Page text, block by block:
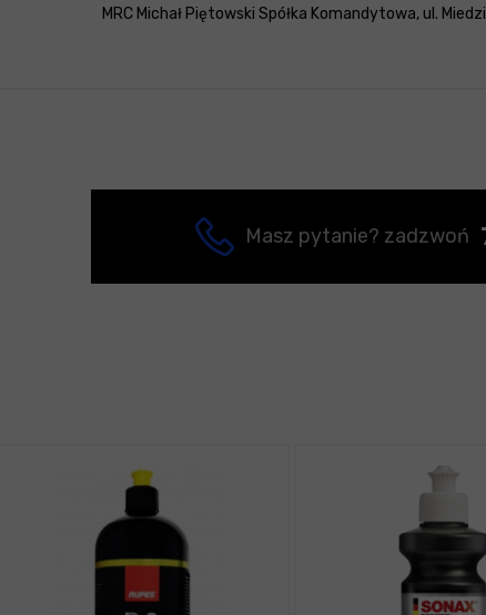
MRC Michał Piętowski Spółka Komandytowa, ul.
Masz pytanie? zadzwoń